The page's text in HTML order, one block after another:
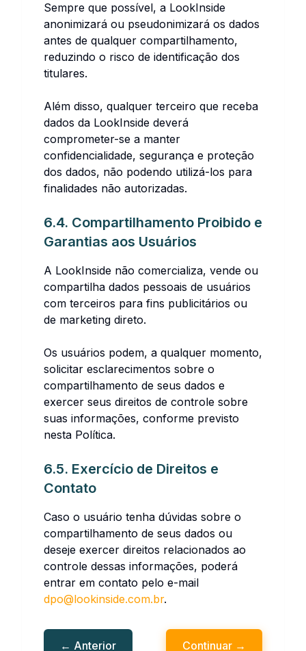
Sempre que possível, a LookInside
anonimizará ou pseudonimizará os dados
antes de qualquer compartilhamento,
reduzindo o risco de identificação dos
titulares.
Além disso, qualquer terceiro que receba
dados da LookInside deverá
comprometer-se a manter
confidencialidade, segurança e proteção
dos dados, não podendo utilizá-los para
finalidades não autorizadas.
6.4. Compartilhamento Proibido e
Garantias aos Usuários
A LookInside não comercializa, vende ou
compartilha dados pessoais de usuários
com terceiros para fins publicitários ou
de marketing direto.
Os usuários podem, a qualquer momento,
solicitar esclarecimentos sobre o
compartilhamento de seus dados e
exercer seus direitos de controle sobre
suas informações, conforme previsto
nesta Política.
6.5. Exercício de Direitos e
Contato
Caso o usuário tenha dúvidas sobre o
compartilhamento de seus dados ou
deseje exercer direitos relacionados ao
controle dessas informações, poderá
entrar em contato pelo e-mail
dpo@lookinside.com.br.
← Anterior Continuar →